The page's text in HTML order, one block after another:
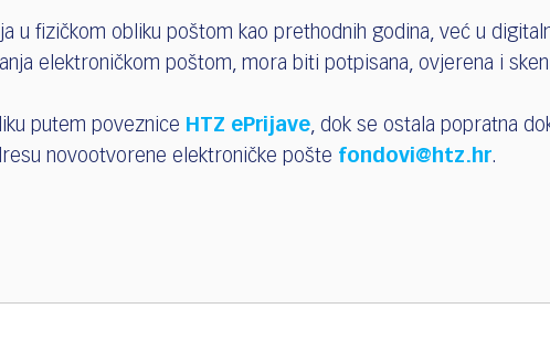
u fizičkom obliku poštom kao prethodnih godina, već u
elektroničkom poštom, mora biti potpisana, ovjerena i
putem poveznice HTZ ePrijave, dok se ostala popratna
novootvorene elektroničke pošte fondovi@htz.hr.